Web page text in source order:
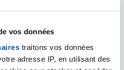
vos données
traitons vos données
adresse IP, en utilisant des
- 156 route de